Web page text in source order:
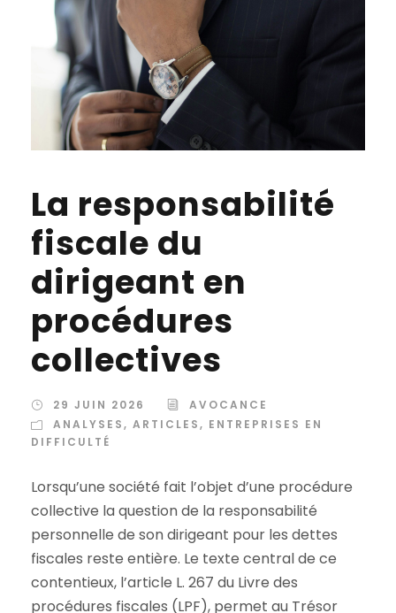
La responsabilité
fiscale du
dirigeant en
procédures
collectives
29 JUIN 2026
AVOCANCE
ANALYSES, ARTICLES, ENTREPRISES EN
DIFFICULTÉ
Lorsqu’une société fait l’objet d’une procédure
collective la question de la responsabilité
personnelle de son dirigeant pour les dettes
fiscales reste entière. Le texte central de ce
contentieux, l’article L. 267 du Livre des
procédures fiscales (LPF), permet au Trésor